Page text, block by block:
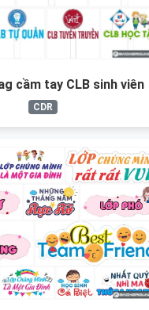
cầm tay CLB sinh viên
CDR